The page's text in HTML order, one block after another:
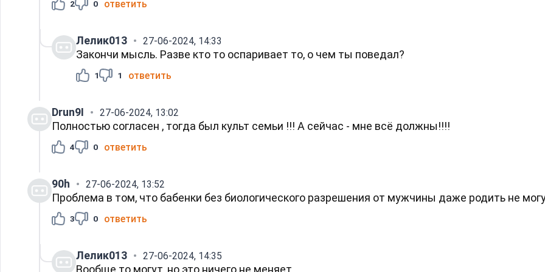
2 0 ответить
Лелик013 27-06-2024, 14:33
Закончи мысль. Разве кто то оспаривает то, о чем ты поведал?
1 1 ответить
Drun9I 27-06-2024, 13:02
Полностью согласен , тогда был культ семьи !!! А сейчас - мне всё должны!!!!
4 0 ответить
90h 27-06-2024, 13:52
Проблема в том, что бабенки без биологического разрешения от мужчины даже родить не
3 0 ответить
Лелик013 27-06-2024, 14:35
Вообще то могут, но это ничего не меняет.